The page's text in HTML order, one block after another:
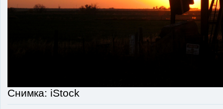
Снимка: iStock